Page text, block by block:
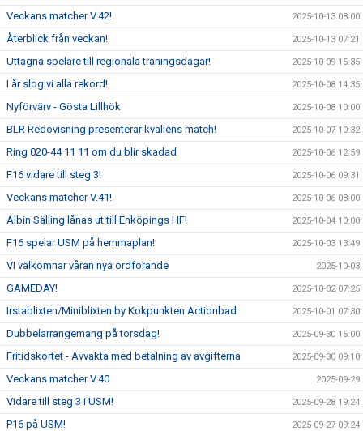
Veckans matcher V.42! 2025-10-13 08:00
Återblick från veckan! 2025-10-13 07:21
Uttagna spelare till regionala träningsdagar! 2025-10-09 15:35
I år slog vi alla rekord! 2025-10-08 14:35
Nyförvärv - Gösta Lillhök 2025-10-08 10:00
BLR Redovisning presenterar kvällens match! 2025-10-07 10:32
Ring 020-44 11 11 om du blir skadad 2025-10-06 12:59
F16 vidare till steg 3! 2025-10-06 09:31
Veckans matcher V.41! 2025-10-06 08:00
Albin Sälling lånas ut till Enköpings HF! 2025-10-04 10:00
F16 spelar USM på hemmaplan! 2025-10-03 13:49
VI välkomnar våran nya ordförande 2025-10-03
GAMEDAY! 2025-10-02 07:25
Irstablixten/Miniblixten by Kokpunkten Actionbad 2025-10-01 07:30
Dubbelarrangemang på torsdag! 2025-09-30 15:00
Fritidskortet - Avvakta med betalning av avgifterna 2025-09-30 09:10
Veckans matcher V.40 2025-09-29
Vidare till steg 3 i USM! 2025-09-28 19:24
P16 på USM! 2025-09-27 09:24